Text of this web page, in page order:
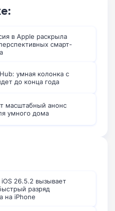
в Apple раскрыла
смарт-
умная колонка с
до конца года
масштабный анонс
умного дома
26.5.2 вызывает
разряд
на iPhone